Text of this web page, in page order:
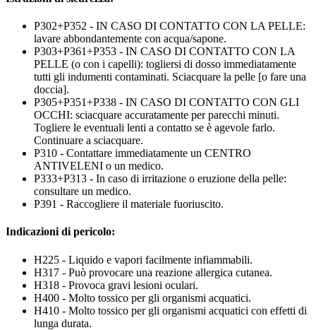
P302+P352 - IN CASO DI CONTATTO CON LA PELLE:
lavare abbondantemente con acqua/sapone.
P303+P361+P353 - IN CASO DI CONTATTO CON LA
PELLE (o con i capelli): togliersi di dosso immediatamente
tutti gli indumenti contaminati. Sciacquare la pelle [o fare una
doccia].
P305+P351+P338 - IN CASO DI CONTATTO CON GLI
OCCHI: sciacquare accuratamente per parecchi minuti.
Togliere le eventuali lenti a contatto se è agevole farlo.
Continuare a sciacquare.
P310 - Contattare immediatamente un CENTRO
ANTIVELENI o un medico.
P333+P313 - In caso di irritazione o eruzione della pelle:
consultare un medico.
P391 - Raccogliere il materiale fuoriuscito.
Indicazioni di pericolo:
H225 - Liquido e vapori facilmente infiammabili.
H317 - Può provocare una reazione allergica cutanea.
H318 - Provoca gravi lesioni oculari.
H400 - Molto tossico per gli organismi acquatici.
H410 - Molto tossico per gli organismi acquatici con effetti di
lunga durata.